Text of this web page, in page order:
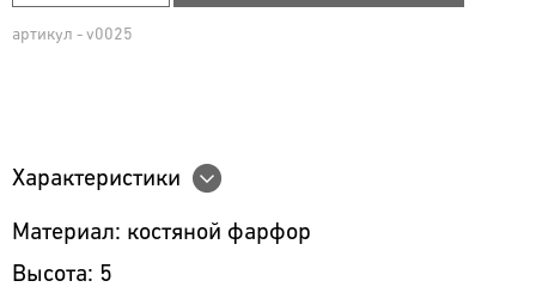
артикул - v0025
Характеристики
Материал: костяной фарфор
Высота: 5